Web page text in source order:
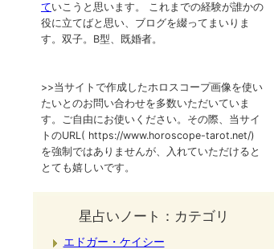
ていこうと思います。 これまでの経験が誰かの
役に立てばと思い、ブログを綴ってまいりま
す。双子。B型、既婚者。
>>当サイトで作成したホロスコープ画像を使い
たいとのお問い合わせを多数いただいていま
す。ご自由にお使いください。その際、当サイ
トのURL( https://www.horoscope-tarot.net/)
を強制ではありませんが、入れていただけると
とても嬉しいです。
星占いノート：カテゴリ
エドガー・ケイシー